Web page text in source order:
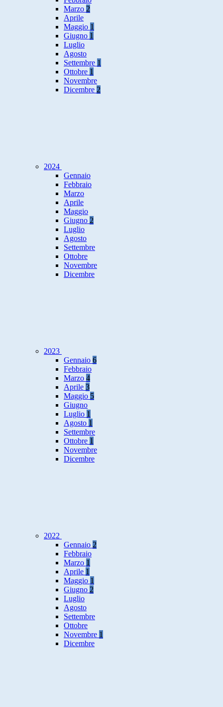
Marzo 2
Aprile
Maggio 1
Giugno 1
Luglio
Agosto
Settembre 1
Ottobre 1
Novembre
Dicembre 2
2024
Gennaio
Febbraio
Marzo
Aprile
Maggio
Giugno 2
Luglio
Agosto
Settembre
Ottobre
Novembre
Dicembre
2023
Gennaio 6
Febbraio
Marzo 4
Aprile 3
Maggio 5
Giugno
Luglio 1
Agosto 1
Settembre
Ottobre 1
Novembre
Dicembre
2022
Gennaio 2
Febbraio
Marzo 1
Aprile 1
Maggio 1
Giugno 2
Luglio
Agosto
Settembre
Ottobre
Novembre 1
Dicembre